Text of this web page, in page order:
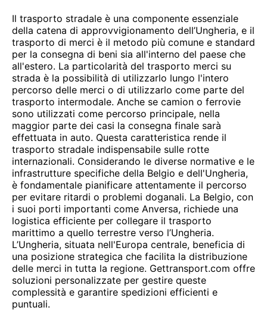
Il trasporto stradale è una componente essenziale
della catena di approvvigionamento dell’Ungheria, e il
trasporto di merci è il metodo più comune e standard
per la consegna di beni sia all'interno del paese che
all'estero. La particolarità del trasporto merci su
strada è la possibilità di utilizzarlo lungo l'intero
percorso delle merci o di utilizzarlo come parte del
trasporto intermodale. Anche se camion o ferrovie
sono utilizzati come percorso principale, nella
maggior parte dei casi la consegna finale sarà
effettuata in auto. Questa caratteristica rende il
trasporto stradale indispensabile sulle rotte
internazionali. Considerando le diverse normative e le
infrastrutture specifiche della Belgio e dell'Ungheria,
è fondamentale pianificare attentamente il percorso
per evitare ritardi o problemi doganali. La Belgio, con
i suoi porti importanti come Anversa, richiede una
logistica efficiente per collegare il trasporto
marittimo a quello terrestre verso l’Ungheria.
L’Ungheria, situata nell'Europa centrale, beneficia di
una posizione strategica che facilita la distribuzione
delle merci in tutta la regione. Gettransport.com offre
soluzioni personalizzate per gestire queste
complessità e garantire spedizioni efficienti e
puntuali.